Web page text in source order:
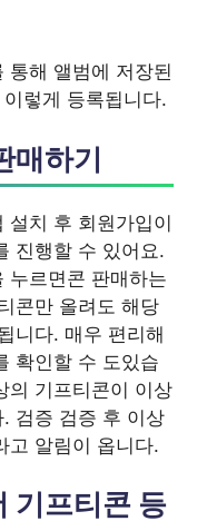
통해 앨범에 저장된
렇게 등록됩니다.
매하기
설치 후 회원가입이
진행할 수 있어요.
누르면콘 판매하는
콘만 올려도 해당
니다. 매우 편리해
확인할 수 도있습
의 기프티콘이 이상
검증 검증 후 이상
고 알림이 옵니다.
기프티콘 등